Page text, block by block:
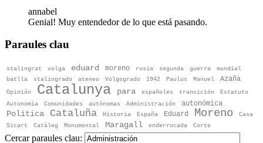
annabel
Genial! Muy entendedor de lo que está pasando.
Paraules clau
stalingrat volga eduard moreno rusia segunda guerra
mundial
batlla
stalingrado ateneo Volgogrado 1942 Paulus Manuel Azaña
Opinión Catalunya para españoles transición
Estatuto
Autonomía
Comunidades autónomas Administración autonómica
Política Cataluña Historia España Eduard Moreno
Casa
Sicart
Catàleg Monumental Maragall enderrocada Corte
Cercar paraules clau: